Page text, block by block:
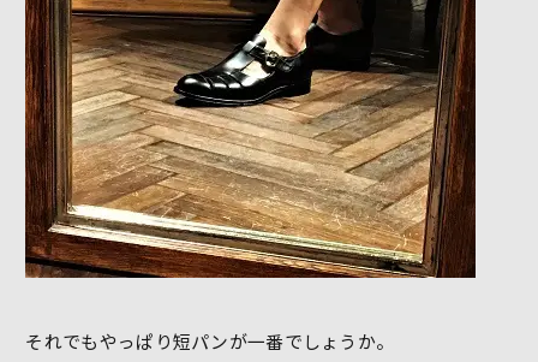
それでもやっぱり短パンが一番でしょうか。